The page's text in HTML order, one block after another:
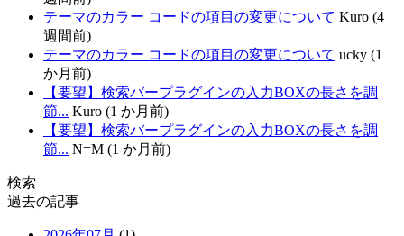
テーマのカラー コードの項目の変更について Kuro (4
週間前)
テーマのカラー コードの項目の変更について ucky (1
か月前)
【要望】検索バープラグインの入力BOXの長さを調
節... Kuro (1 か月前)
【要望】検索バープラグインの入力BOXの長さを調
節... N=M (1 か月前)
検索
過去の記事